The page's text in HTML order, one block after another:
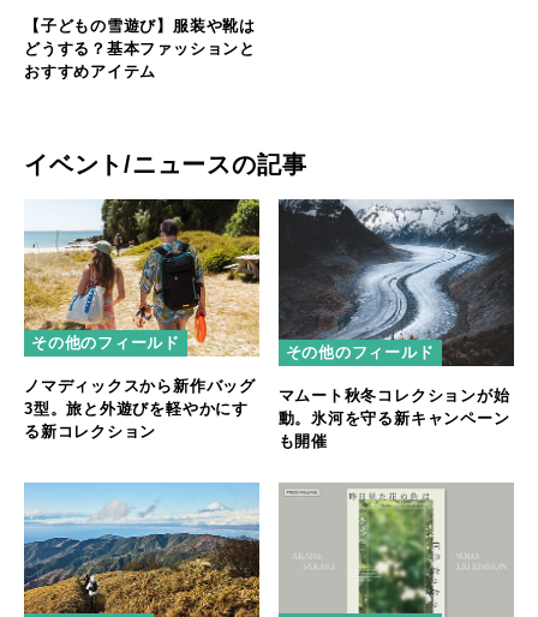
【子どもの雪遊び】服装や靴は
どうする？基本ファッションと
おすすめアイテム
イベント/ニュースの記事
その他のフィールド
ノマディックスから新作バッグ
3型。旅と外遊びを軽やかにす
る新コレクション
その他のフィールド
マムート秋冬コレクションが始
動。氷河を守る新キャンペーン
も開催